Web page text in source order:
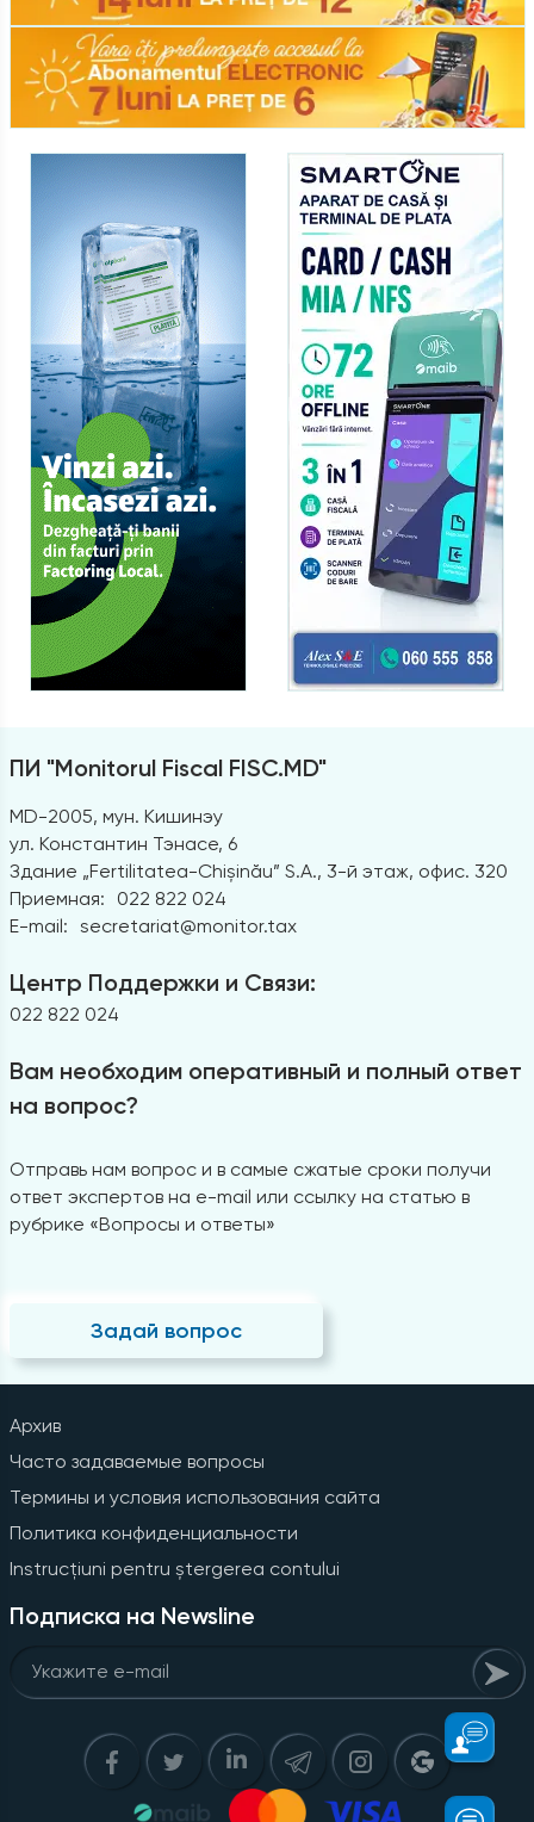
ПИ "Monitorul Fiscal FISC.MD"
MD-2005, мун. Кишинэу
ул. Константин Тэнасе, 6
Здание „Fertilitatea-Chișinău” S.A., 3-й этаж, офис. 320
Приемная:
022 822 024
E-mail: secretariat@monitor.tax
Центр Поддержки и Связи:
022 822 024
Вам необходим оперативный и полный ответ
на вопрос?
Отправь нам вопрос и в самые сжатые сроки получи
ответ экспертов на e-mail или ссылку на статью в
рубрике «Вопросы и ответы»
Задай вопрос
Архив
Часто задаваемые вопросы
Термины и условия использования сайта
Политика конфиденциальности
Instrucțiuni pentru ștergerea contului
Подписка на Newsline